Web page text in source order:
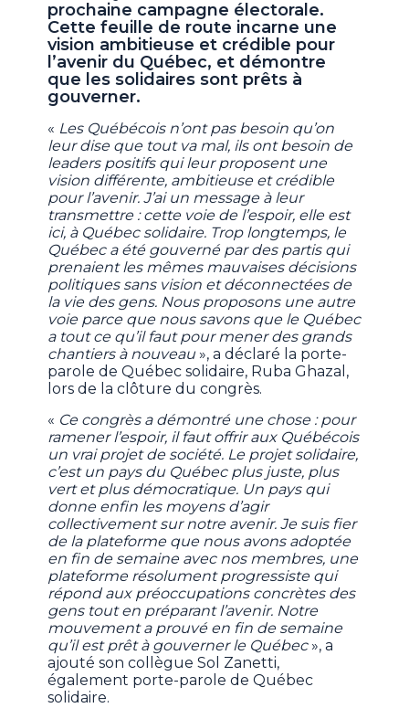
prochaine campagne électorale.
Cette feuille de route incarne une
vision ambitieuse et crédible pour
l’avenir du Québec, et démontre
que les solidaires sont prêts à
gouverner.
« Les Québécois n’ont pas besoin qu’on
leur dise que tout va mal, ils ont besoin de
leaders positifs qui leur proposent une
vision différente, ambitieuse et crédible
pour l’avenir. J’ai un message à leur
transmettre : cette voie de l’espoir, elle est
ici, à Québec solidaire. Trop longtemps, le
Québec a été gouverné par des partis qui
prenaient les mêmes mauvaises décisions
politiques sans vision et déconnectées de
la vie des gens. Nous proposons une autre
voie parce que nous savons que le Québec
a tout ce qu’il faut pour mener des grands
chantiers à nouveau», a déclaré la porte-
parole de Québec solidaire, Ruba Ghazal,
lors de la clôture du congrès.
« Ce congrès a démontré une chose : pour
ramener l’espoir, il faut offrir aux Québécois
un vrai projet de société. Le projet solidaire,
c’est un pays du Québec plus juste, plus
vert et plus démocratique. Un pays qui
donne enfin les moyens d’agir
collectivement sur notre avenir. Je suis fier
de la plateforme que nous avons adoptée
en fin de semaine avec nos membres, une
plateforme résolument progressiste qui
répond aux préoccupations concrètes des
gens tout en préparant l’avenir. Notre
mouvement a prouvé en fin de semaine
qu’il est prêt à gouverner le Québec», a
ajouté son collègue Sol Zanetti,
également porte-parole de Québec
solidaire.